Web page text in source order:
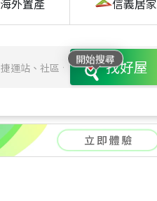
開始搜尋找好屋